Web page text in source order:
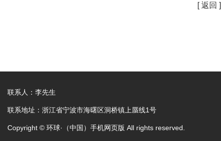
[ 返回 ]
联系人：李先生
联系地址：浙江省宁波市海曙区洞桥镇上蜃线1号
Copyright © 环球·（中国）手机网页版 All rights reserved.